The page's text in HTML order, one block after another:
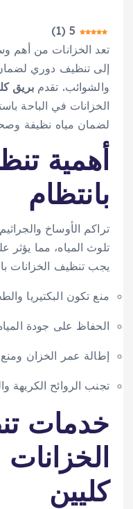
5
(
1
)
تعد الخزانات من أهم
إلى تنظيف دوري لضمان
والشوائب. تقدمبريق
الخزانات في الباحة
لضمان مياه نظيفة
أهمية
بانتظام
تراكم الأوساخ
تلوث المياه، مما
يجب تنظيف الخزانات
منع تكون البكتيريا
الحفاظ على جودة
إطالة عمر الخزان
تجنب الروائح الكريهة
خدمات
كليين